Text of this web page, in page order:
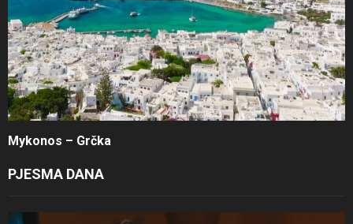
Mykonos – Grčka
PJESMA DANA